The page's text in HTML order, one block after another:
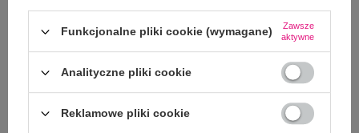
ZWROTY I REKLAMACJE
OSTATNIO OGLĄDANE
Zobacz wszystko
Funkcjonalne pliki cookie (wymagane)
Zawsze
aktywne
Analityczne pliki cookie
Reklamowe pliki cookie